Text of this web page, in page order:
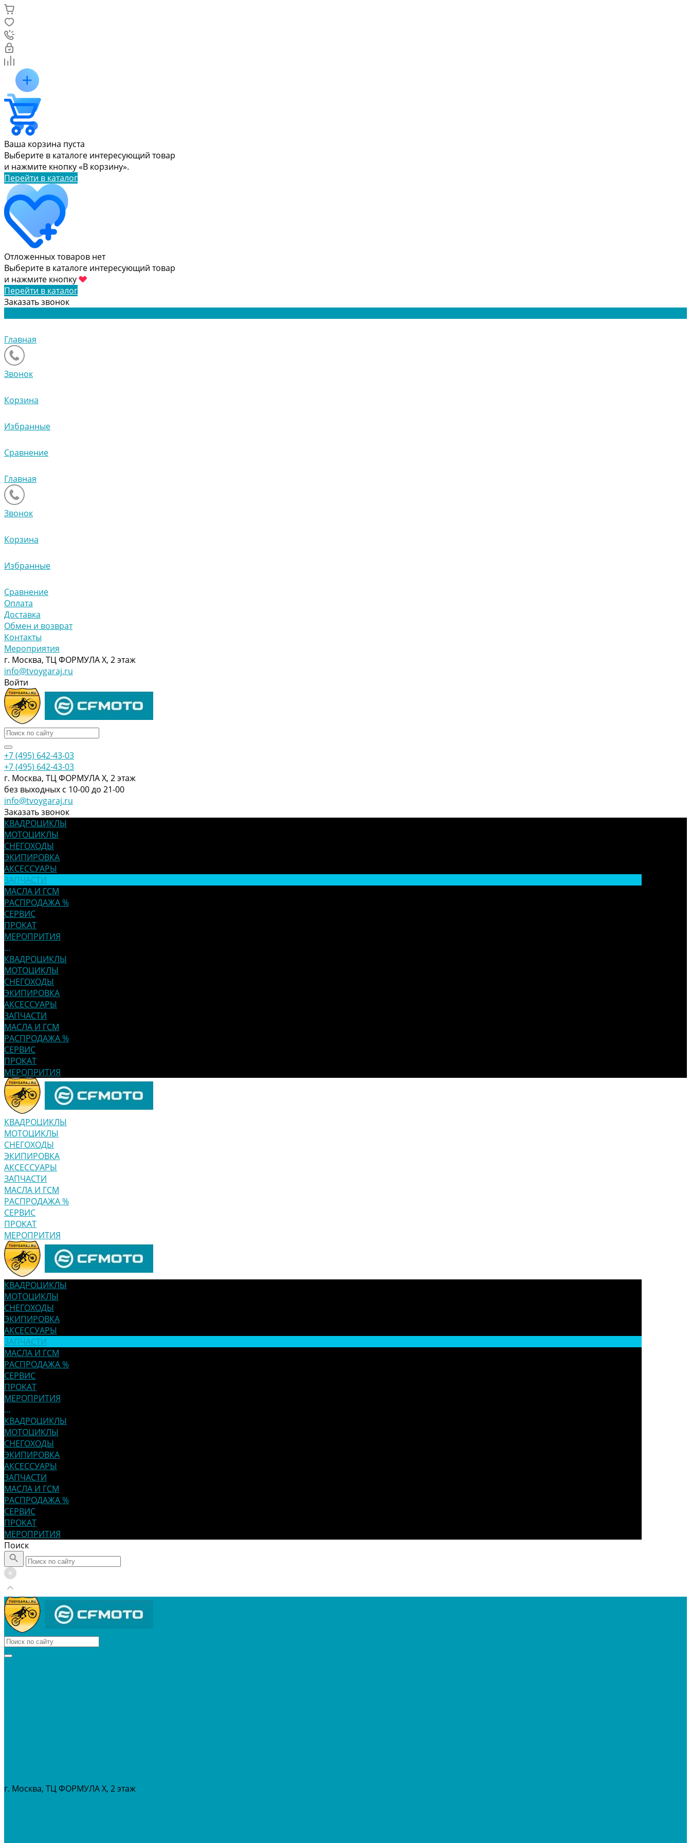
Ваша корзина пуста
Выберите в каталоге интересующий товар
и нажмите кнопку «В корзину».
Перейти в каталог
Отложенных товаров нет
Выберите в каталоге интересующий товар
и нажмите кнопку
Перейти в каталог
Заказать звонок
Главная
Звонок
Корзина
Избранные
Сравнение
Главная
Звонок
Корзина
Избранные
Сравнение
Оплата
Доставка
Обмен и возврат
Контакты
Мероприятия
г. Москва, ТЦ ФОРМУЛА Х, 2 этаж
info@tvoygaraj.ru
Войти
+7 (495) 642-43-03
+7 (495) 642-43-03
г. Москва, ТЦ ФОРМУЛА Х, 2 этаж
без выходных с 10-00 до 21-00
info@tvoygaraj.ru
Заказать звонок
КВАДРОЦИКЛЫ
МОТОЦИКЛЫ
СНЕГОХОДЫ
ЭКИПИРОВКА
АКСЕССУАРЫ
ЗАПЧАСТИ
МАСЛА И ГСМ
РАСПРОДАЖА %
СЕРВИС
ПРОКАТ
МЕРОПРИТИЯ
...
КВАДРОЦИКЛЫ
МОТОЦИКЛЫ
СНЕГОХОДЫ
ЭКИПИРОВКА
АКСЕССУАРЫ
ЗАПЧАСТИ
МАСЛА И ГСМ
РАСПРОДАЖА %
СЕРВИС
ПРОКАТ
МЕРОПРИТИЯ
КВАДРОЦИКЛЫ
МОТОЦИКЛЫ
СНЕГОХОДЫ
ЭКИПИРОВКА
АКСЕССУАРЫ
ЗАПЧАСТИ
МАСЛА И ГСМ
РАСПРОДАЖА %
СЕРВИС
ПРОКАТ
МЕРОПРИТИЯ
КВАДРОЦИКЛЫ
МОТОЦИКЛЫ
СНЕГОХОДЫ
ЭКИПИРОВКА
АКСЕССУАРЫ
ЗАПЧАСТИ
МАСЛА И ГСМ
РАСПРОДАЖА %
СЕРВИС
ПРОКАТ
МЕРОПРИТИЯ
...
КВАДРОЦИКЛЫ
МОТОЦИКЛЫ
СНЕГОХОДЫ
ЭКИПИРОВКА
АКСЕССУАРЫ
ЗАПЧАСТИ
МАСЛА И ГСМ
РАСПРОДАЖА %
СЕРВИС
ПРОКАТ
МЕРОПРИТИЯ
Поиск
г. Москва, ТЦ ФОРМУЛА Х, 2 этаж